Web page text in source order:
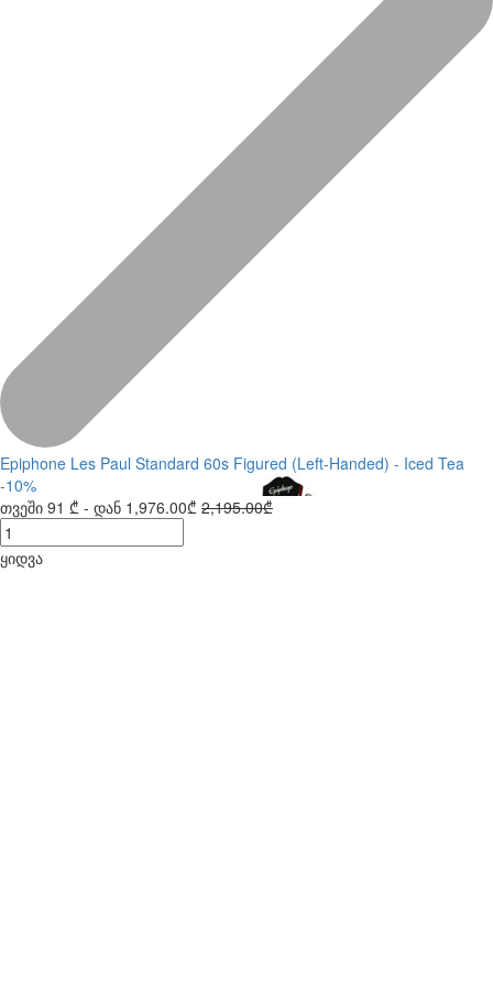
Epiphone Les Paul Standard 60s Figured (Left-Handed) - Iced Tea
-10%
თვეში 91 ₾ - დან 1,976.00₾ 2,195.00₾
ყიდვა